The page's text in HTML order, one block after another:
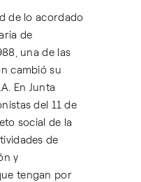
de lo acordado
de
una de las
cambió su
En Junta
del 11 de
social de la
de
y
tengan por